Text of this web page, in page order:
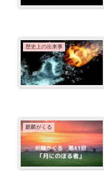
歴史上の出来事
麒麟がくる